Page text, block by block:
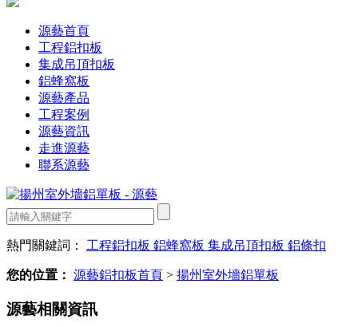
源藝首頁
工程鋁扣板
集成吊頂扣板
鋁蜂窩板
源藝產品
工程案例
源藝資訊
走進源藝
聯系源藝
熱門關鍵詞： 工程鋁扣板 鋁蜂窩板 集成吊頂扣板 鋁條扣
您的位置： 源藝鋁扣板首頁 > 揚州室外墻鋁單板
源藝相關資訊